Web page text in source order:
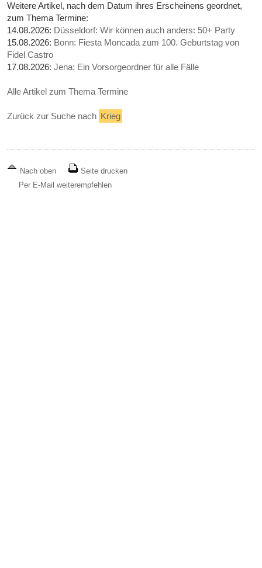
Weitere Artikel, nach dem Datum ihres Erscheinens geordnet,
zum Thema Termine:
14.08.2026: Düsseldorf: Wir können auch anders: 50+ Party
15.08.2026: Bonn: Fiesta Moncada zum 100. Geburtstag von
Fidel Castro
17.08.2026:Jena: Ein Vorsorgeordner für alle Fälle
Alle Artikel zum Thema Termine
Zurück zur Suche nach Krieg
Nach oben
Seite drucken
Per E-Mail weiterempfehlen